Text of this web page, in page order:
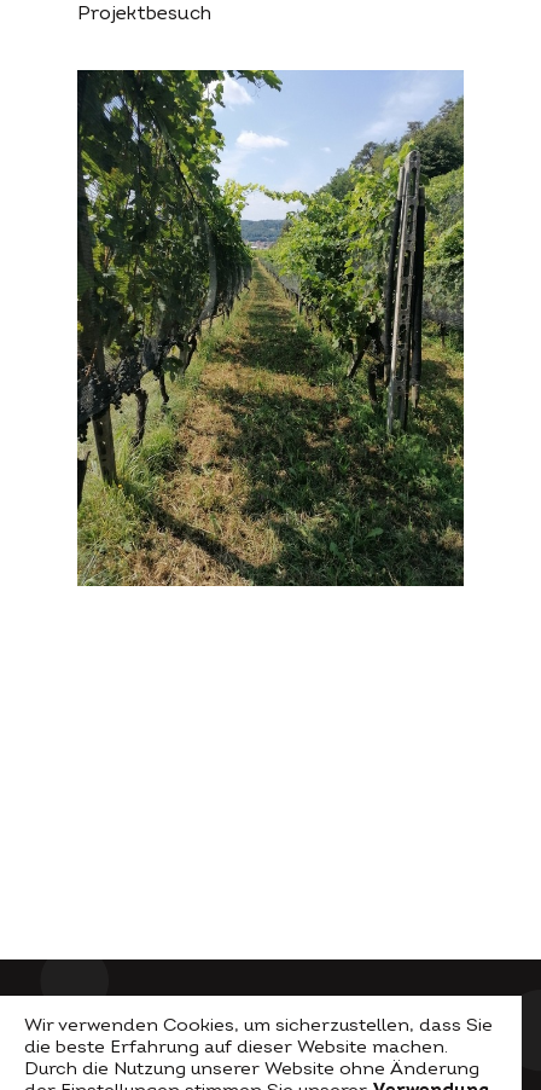
Wir verwenden Cookies, um sicherzustellen, dass Sie
die beste Erfahrung auf dieser Website machen.
Durch die Nutzung unserer Website ohne Änderung
Projektbesuch